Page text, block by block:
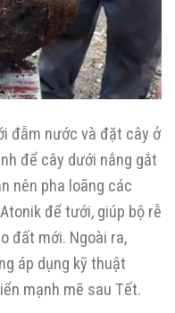
đẫm nước và đặt cây ở
để cây dưới nắng gắt
nên pha loãng các
để tưới, giúp bộ rễ
đất mới. Ngoài ra,
áp dụng kỹ thuật
mạnh mẽ sau Tết.